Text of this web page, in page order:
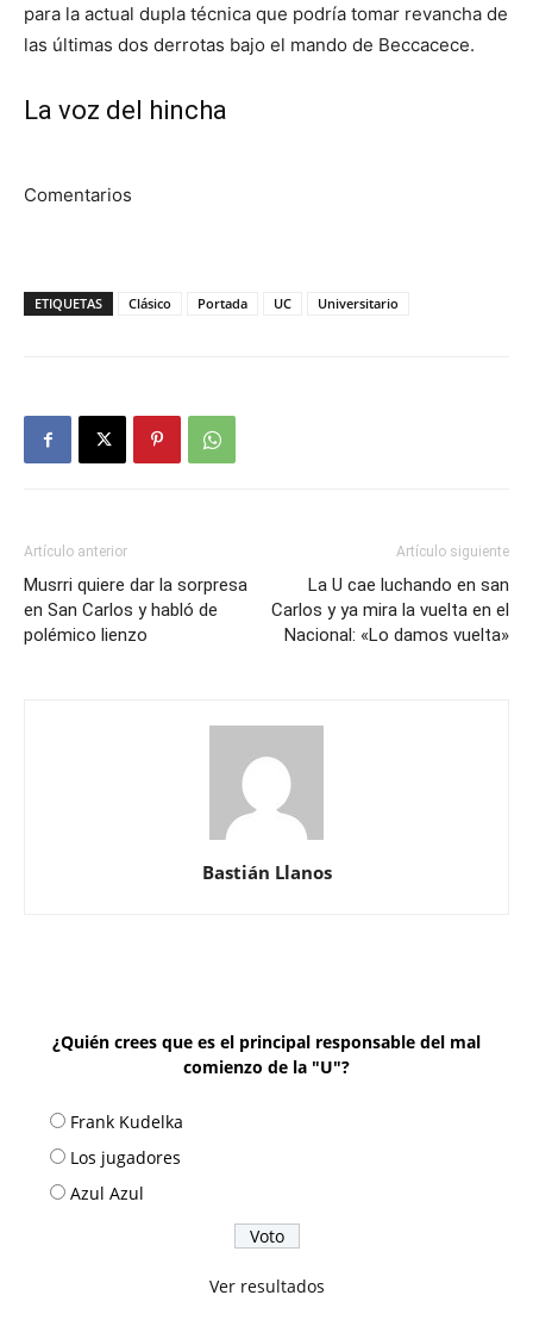
para la actual dupla técnica que podría tomar revancha de
las últimas dos derrotas bajo el mando de Beccacece.
La voz del hincha
Comentarios
ETIQUETAS Clásico Portada UC Universitario
Artículo anterior
Musrri quiere dar la sorpresa
en San Carlos y habló de
polémico lienzo
Artículo siguiente
La U cae luchando en san
Carlos y ya mira la vuelta en el
Nacional: «Lo damos vuelta»
Bastián Llanos
¿Quién crees que es el principal responsable del mal
comienzo de la "U"?
Frank Kudelka
Los jugadores
Azul Azul
Ver resultados